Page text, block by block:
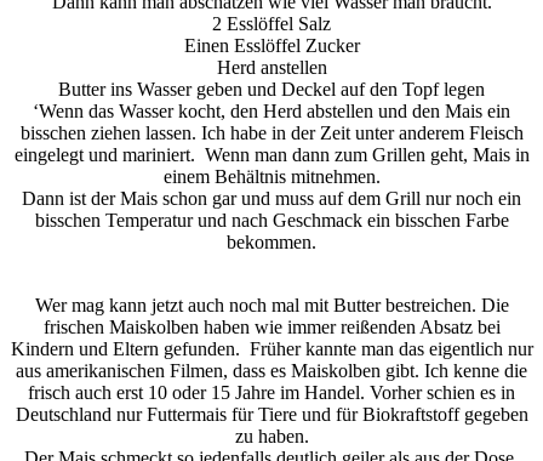
2 Esslöffel Salz
Einen Esslöffel Zucker
Herd anstellen
Butter ins Wasser geben und Deckel auf den Topf legen
‘Wenn das Wasser kocht, den Herd abstellen und den Mais ein
bisschen ziehen lassen. Ich habe in der Zeit unter anderem Fleisch
eingelegt und mariniert. Wenn man dann zum Grillen geht, Mais in
einem Behältnis mitnehmen.
Dann ist der Mais schon gar und muss auf dem Grill nur noch ein
bisschen Temperatur und nach Geschmack ein bisschen Farbe
bekommen.
Wer mag kann jetzt auch noch mal mit Butter bestreichen. Die
frischen Maiskolben haben wie immer reißenden Absatz bei
Kindern und Eltern gefunden. Früher kannte man das eigentlich nur
aus amerikanischen Filmen, dass es Maiskolben gibt. Ich kenne die
frisch auch erst 10 oder 15 Jahre im Handel. Vorher schien es in
Deutschland nur Futtermais für Tiere und für Biokraftstoff gegeben
zu haben.